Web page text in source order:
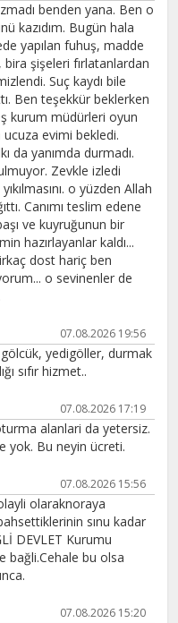
benden yana. Ben o
kazıdım. Bugün hala
yapılan fuhuş, madde
bira şişeleri fırlatanlardan
Suç kaydı bile
Ben teşekkür beklerken
kurum müdürleri oyun
evimi bekledi.
da yanımda durmadı.
Zevkle izledi
o yüzden Allah
Canımı teslim edene
ve kuyruğunun bir
hazırlayanlar kaldı...
dost hariç ben
o sevinenler de
07.08.2026 19:56
yedigöller, durmak
sıfır hizmet..
07.08.2026 17:19
alanlari da yetersiz.
yok. Bu neyin ücreti.
07.08.2026 15:56
olaraknoraya
sınu kadar
DEVLET Kurumu
bağli.Cehale bu olsa
07.08.2026 15:20